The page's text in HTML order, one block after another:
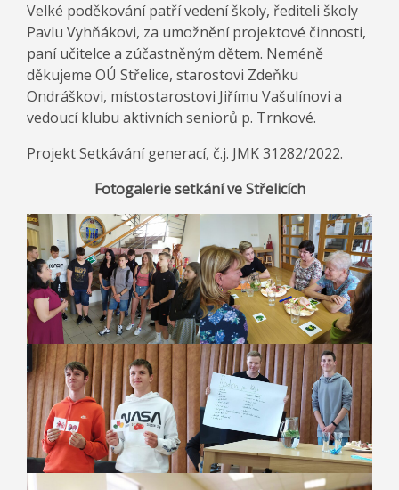
Velké poděkování patří vedení školy, řediteli školy
Pavlu Vyhňákovi, za umožnění projektové činnosti,
paní učitelce a zúčastněným dětem. Neméně
děkujeme OÚ Střelice, starostovi Zdeňku
Ondráškovi, místostarostovi Jiřímu Vašulínovi a
vedoucí klubu aktivních seniorů p. Trnkové.
Projekt Setkávání generací, č.j. JMK 31282/2022.
Fotogalerie setkání ve Střelicích